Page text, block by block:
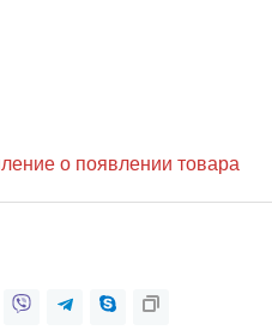
о появлении товара